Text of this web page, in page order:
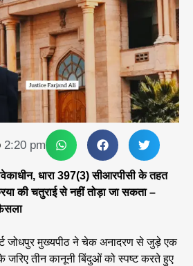
2:20 pm
धारा 397(3) सीआरपीसी के तहत
की चतुराई से नहीं तोड़ा जा सकता –
जोधपुर मुख्यपीठ ने चेक अनादरण से जुड़े एक
जरिए तीन कानूनी बिंदुओं को स्पष्ट करते हुए